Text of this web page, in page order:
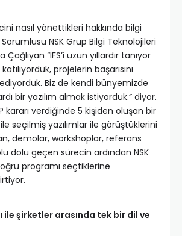
nasıl yönettikleri hakkında bilgi
Sorumlusu NSK Grup Bilgi Teknolojileri
“IFS’i uzun yıllardır tanıyor
projelerin başarısını
Biz de kendi bünyemizde
bir yazılım almak istiyorduk.” diyor.
kararı verdiğinde 5 kişiden oluşan bir
seçilmiş yazılımlar ile görüştüklerini
demolar, workshoplar, referans
dolu geçen sürecin ardından NSK
programı seçtiklerine
ile şirketler arasında tek bir dil ve